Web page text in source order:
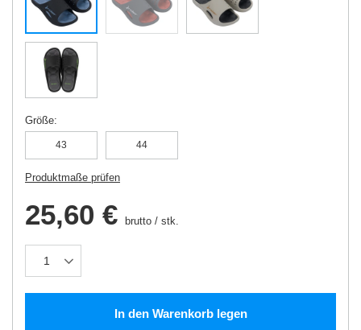
Größe
43 44
Produktmaße prüfen
25,60 € brutto / stk.
In den Warenkorb legen